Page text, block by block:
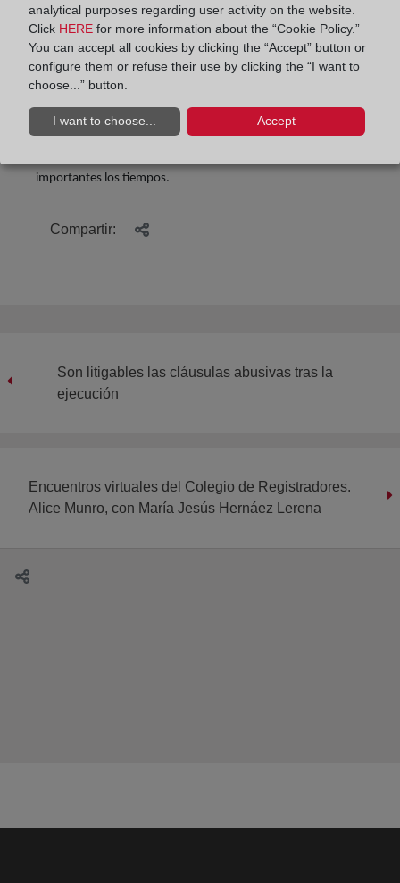
jornada laboral o actividad.
El director general de Vivienda, José Francisco Lajara, ha
destacado que “es muy importante la detección precoz de las
primeras dificultades económicas para hacer frente a los
gastos del hogar para activar todas las medidas con las que
cuenta el Servicio de Mediación de la Vivienda de la
importantes los tiempos.
Compartir:
Son litigables las cláusulas abusivas tras la
ejecución
Encuentros virtuales del Colegio de Registradores.
Alice Munro, con María Jesús Hernáez Lerena
analytical purposes regarding user activity on the website.
Click HERE for more information about the “Cookie Policy.”
You can accept all cookies by clicking the “Accept” button or
configure them or refuse their use by clicking the “I want to
choose...” button.
I want to choose... Accept